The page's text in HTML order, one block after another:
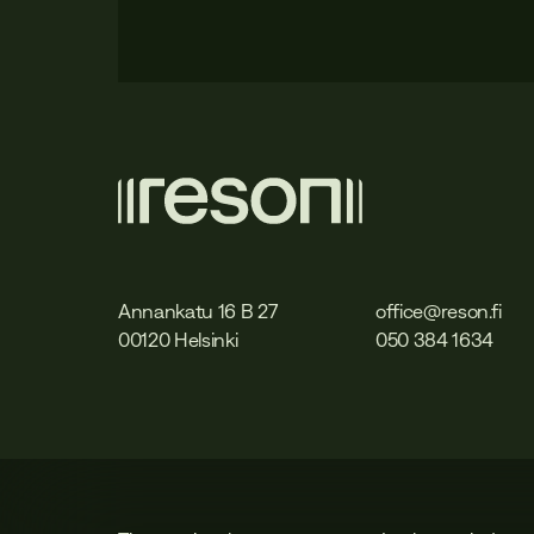
Annankatu 16 B 27
00120 Helsinki
office@reson.fi
050 384 1634